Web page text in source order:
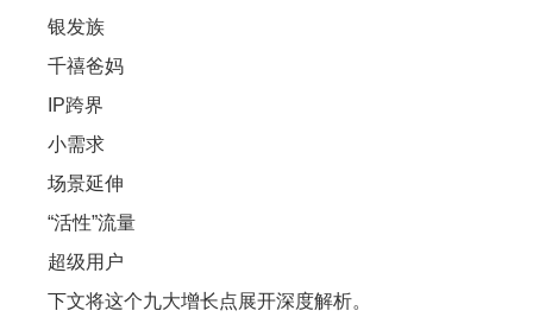
银发族
千禧爸妈
IP跨界
小需求
场景延伸
“活性”流量
超级用户
下文将这个九大增长点展开深度解析。